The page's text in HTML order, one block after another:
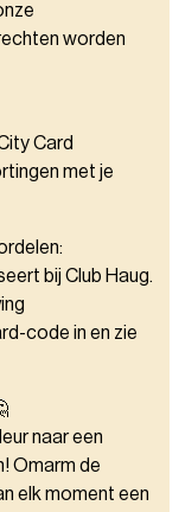
worden
Card
met je
bij Club Haug.
code in en zie
naar een
Omarm de
elk moment een